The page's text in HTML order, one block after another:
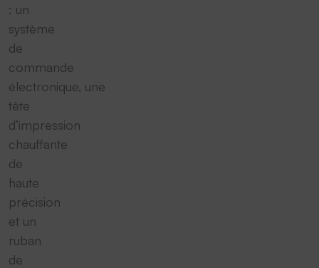
: un
système
de
commande
électronique, une
tête
d’impression
chauffante
de
haute
précision
et un
ruban
de